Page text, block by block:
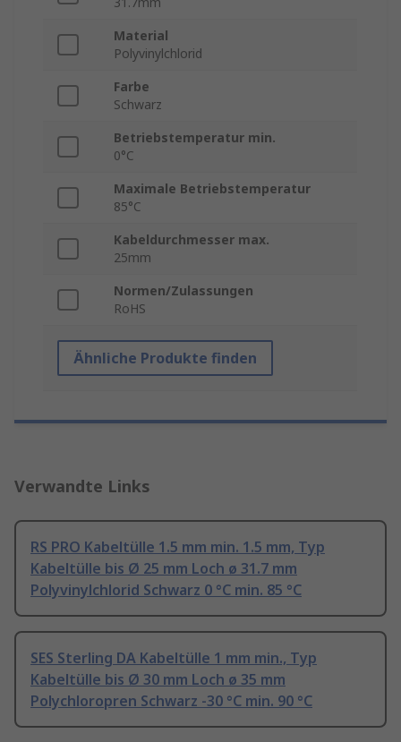
Material
Polyvinylchlorid
Farbe
Schwarz
Betriebstemperatur min.
0°C
Maximale Betriebstemperatur
85°C
Kabeldurchmesser max.
25mm
Normen/Zulassungen
RoHS
Ähnliche Produkte finden
Verwandte Links
RS PRO Kabeltülle 1.5 mm min. 1.5 mm, Typ
Kabeltülle bis Ø 25 mm Loch ø 31.7 mm
Polyvinylchlorid Schwarz 0 °C min. 85 °C
SES Sterling DA Kabeltülle 1 mm min., Typ
Kabeltülle bis Ø 30 mm Loch ø 35 mm
Polychloropren Schwarz -30 °C min. 90 °C